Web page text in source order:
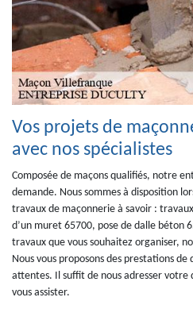
Vos projets de
avec nos spécialistes
Composée de maçons qualifiés, notre
demande. Nous sommes à disposition
travaux de maçonnerie à savoir :
d’un muret 65700, pose de dalle béton
travaux que vous souhaitez organiser,
Nous vous proposons des prestations
attentes. Il suffit de nous adresser votre
vous assister.